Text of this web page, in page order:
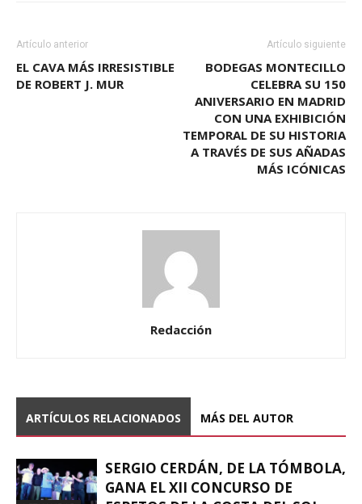
Artículo anterior
EL CAVA MÁS IRRESISTIBLE
DE ROBERT J. MUR
Artículo siguiente
BODEGAS MONTECILLO
CELEBRA SU 150
ANIVERSARIO EN MADRID
CON UNA EXHIBICIÓN
TEMPORAL DE SU HISTORIA
A TRAVÉS DE SUS AÑADAS
MÁS ICÓNICAS
Redacción
ARTÍCULOS RELACIONADOS MÁS DEL AUTOR
SERGIO CERDÁN, DE LA TÓMBOLA,
GANA EL XII CONCURSO DE